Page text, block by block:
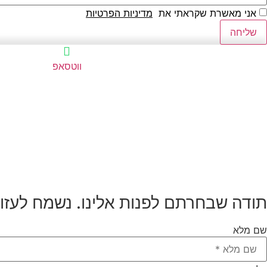
אני מאשרת שקראתי את מדיניות הפרטיות
שליחה
ווטסאפ
תודה שבחרתם לפנות אלינו. נשמח
שם מלא